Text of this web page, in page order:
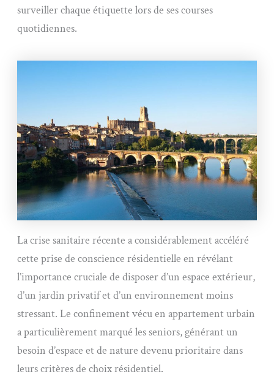
surveiller chaque étiquette lors de ses courses
quotidiennes.
La crise sanitaire récente a considérablement accéléré
cette prise de conscience résidentielle en révélant
l’importance cruciale de disposer d’un espace extérieur,
d’un jardin privatif et d’un environnement moins
stressant. Le confinement vécu en appartement urbain
a particulièrement marqué les seniors, générant un
besoin d’espace et de nature devenu prioritaire dans
leurs critères de choix résidentiel.